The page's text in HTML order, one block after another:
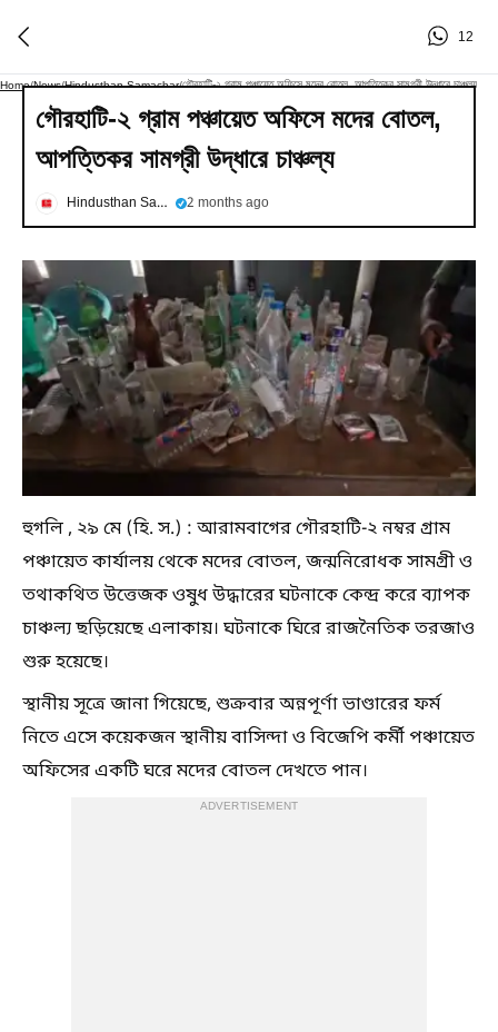
12
Home/News/Hindusthan Samachar/গৌরহাটি-২ গ্রাম পঞ্চায়েত অফিসে মদের বোতল, আপত্তিকর সামগ্রী উদ্ধারে চাঞ্চল্য
গৌরহাটি-২ গ্রাম পঞ্চায়েত অফিসে মদের বোতল,
আপত্তিকর সামগ্রী উদ্ধারে চাঞ্চল্য
Hindusthan Samachar 2 months ago
হুগলি , ২৯ মে (হি. স.) : আরামবাগের গৌরহাটি-২ নম্বর গ্রাম
পঞ্চায়েত কার্যালয় থেকে মদের বোতল, জন্মনিরোধক সামগ্রী ও
তথাকথিত উত্তেজক ওষুধ উদ্ধারের ঘটনাকে কেন্দ্র করে ব্যাপক
চাঞ্চল্য ছড়িয়েছে এলাকায়। ঘটনাকে ঘিরে রাজনৈতিক তরজাও
শুরু হয়েছে।
স্থানীয় সূত্রে জানা গিয়েছে, শুক্রবার অন্নপূর্ণা ভাণ্ডারের ফর্ম
নিতে এসে কয়েকজন স্থানীয় বাসিন্দা ও বিজেপি কর্মী পঞ্চায়েত
অফিসের একটি ঘরে মদের বোতল দেখতে পান।
ADVERTISEMENT